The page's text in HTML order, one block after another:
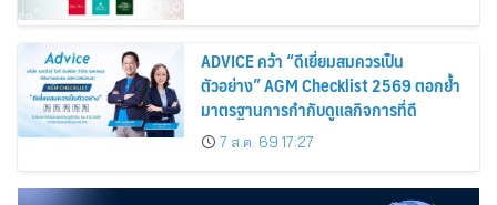
ADVICE คว้า “ดีเยี่ยมสมควรเป็น
ตัวอย่าง” AGM Checklist 2569 ตอกย้ำ
มาตรฐานการกำกับดูแลกิจการที่ดี
7 ส.ค. 69 17:27